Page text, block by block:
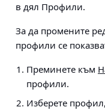
в дял Профили.
За да промените
профили се
Преминете към
профили.
Изберете